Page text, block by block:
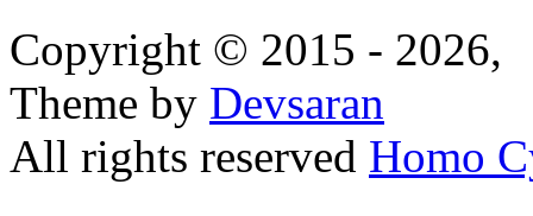
Copyright © 2015 - 2026,
Theme by Devsaran
All rights reserved Homo